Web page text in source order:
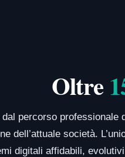
Oltre
dal percorso
dell’attuale società.
digitali affidabili,